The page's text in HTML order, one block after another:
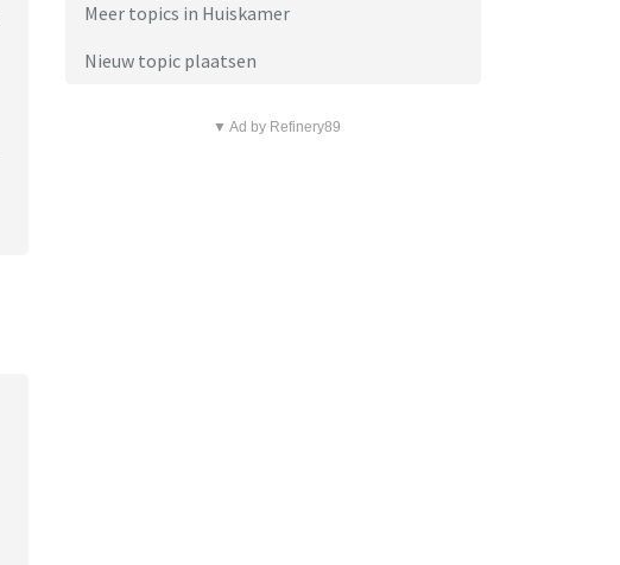
Meer topics in Huiskamer
Nieuw topic plaatsen
▼ Ad by Refinery89